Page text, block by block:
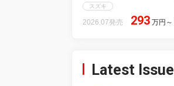
スズキ
2026.07発売 293 万円 ～
Latest Issue